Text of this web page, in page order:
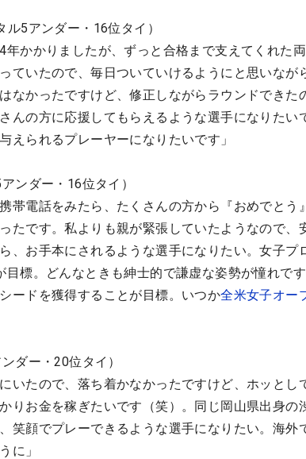
5アンダー・16位タイ）
年かかりましたが、ずっと合格まで支えてくれた
ていたので、毎日ついていけるようにと思いなが
なかったですけど、修正しながらラウンドできた
んの方に応援してもらえるような選手になりたい
えられるプレーヤーになりたいです」
ンダー・16位タイ）
帯電話をみたら、たくさんの方から『おめでとう
たです。私よりも親が緊張していたようなので、
、お手本にされるような選手になりたい。女子プ
目標。どんなときも紳士的で謙虚な姿勢が憧れで
ードを獲得することが目標。いつか全米女子オー
ダー・20位タイ）
いたので、落ち着かなかったですけど、ホッとし
りお金を稼ぎたいです（笑）。同じ岡山県出身の
笑顔でプレーできるような選手になりたい。海外
に」